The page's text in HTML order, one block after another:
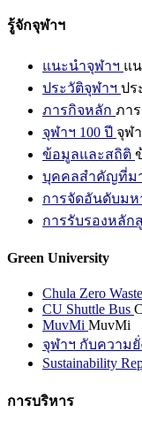
รู้จักจุฬาฯ
แนะนำจุฬาฯ แ
ประวัติจุฬาฯ ปร
ภารกิจหลัก ภา
จุฬาฯ 100 ปี จุฬ
ข้อมูลและสถิติ
บุคคลสำคัญที่ม
การจัดอันดับมห
การรับรองหลัก
Green University
Chula Zero Waste
CU Shuttle Bus
MuvMi MuvMi
จุฬาฯ กับความ
Sustainability
การบริหาร